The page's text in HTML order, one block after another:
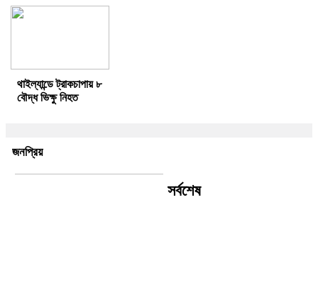
থাইল্যান্ডে ট্রাকচাপায় ৮
বৌদ্ধ ভিক্ষু নিহত
জনপ্রিয়
সর্বশেষ